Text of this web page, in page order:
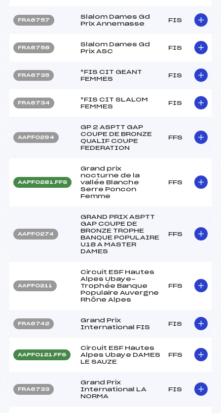
FRA6757
Slalom Dames Gd
Prix Annemasse
FIS
FRA6756
Slalom Dames Gd
Prix ASC
FIS
FRA6735
*FIS CIT GEANT
FEMMES
FIS
FRA6734
*FIS CIT SLALOM
FEMMES
FIS
AAPF0294
GP 2 ASPTT GAP
COUPE DE BRONZE
QUALIF COUPE
FEDERATION
FFS
AAPF0281.FFS
Grand prix
nocturne de la
vallée Blanche
Serre Poncon
Femme
FFS
AAPF0274
GRAND PRIX ASPTT
GAP COUPE DE
BRONZE TROPHE
BANQUE POPULAIRE
U18 A MASTER
DAMES
FFS
AAPF0211
Circuit ESF Hautes
Alpes Ubaye-
Trophée Banque
Populaire Auvergne
Rhône Alpes
FFS
FRA6742
Grand Prix
International FIS
FIS
AAPF0121.FFS
Circuit ESF Hautes
Alpes Ubaye DAMES
LE SAUZE
FFS
FRA6733
Grand Prix
International LA
NORMA
FIS